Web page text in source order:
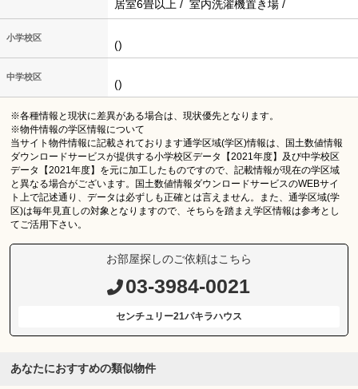
居室6畳以上 / 室内洗濯機置き場 /
小学校区
()
中学校区
()
※各種情報と現状に差異がある場合は、現状優先となります。
※物件情報の学区情報について
当サイト物件情報に記載されております通学区域(学区)情報は、国土数値情報
ダウンロードサービスが提供する小学校区データ【2021年度】及び中学校区
データ【2021年度】を元に加工したものですので、記載情報が現在の学区域
と異なる場合がございます。国土数値情報ダウンロードサービスのWEBサイ
ト上で記述通り、データは必ずしも正確とは言えません。また、通学区域(学
区)は毎年見直しの対象となりますので、そちらを踏まえ学区情報は参考とし
てご活用下さい。
お部屋探しのご依頼はこちら
03-3984-0021
センチュリー21パキラハウス
あなたにおすすめの類似物件